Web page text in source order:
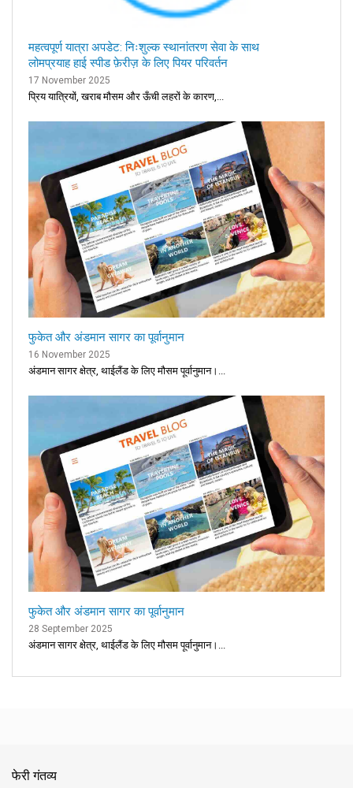
महत्वपूर्ण यात्रा अपडेट: निःशुल्क स्थानांतरण सेवा के साथ
लोमप्रयाह हाई स्पीड फ़ेरीज़ के लिए पियर परिवर्तन
17 November 2025
प्रिय यात्रियों, खराब मौसम और ऊँची लहरों के कारण,...
फुकेत और अंडमान सागर का पूर्वानुमान
16 November 2025
अंडमान सागर क्षेत्र, थाईलैंड के लिए मौसम पूर्वानुमान।...
फुकेत और अंडमान सागर का पूर्वानुमान
28 September 2025
अंडमान सागर क्षेत्र, थाईलैंड के लिए मौसम पूर्वानुमान।...
फेरी गंतव्य